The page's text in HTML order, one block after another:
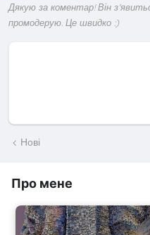
Дякую за коментар! Він
промодерую. Це швидко :)
Нові
Про мене